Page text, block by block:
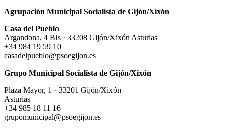
Agrupación Municipal Socialista de Gijón/Xixón
Casa del Pueblo
Argandona, 4 Bis · 33208 Gijón/Xixón Asturias
+34 984 19 59 10
casadelpueblo@psoegijon.es
Grupo Municipal Socialista de Gijón/Xixón
Plaza Mayor, 1 · 33201 Gijón/Xixón
Asturias
+34 985 18 11 16
grupomunicipal@psoegijon.es